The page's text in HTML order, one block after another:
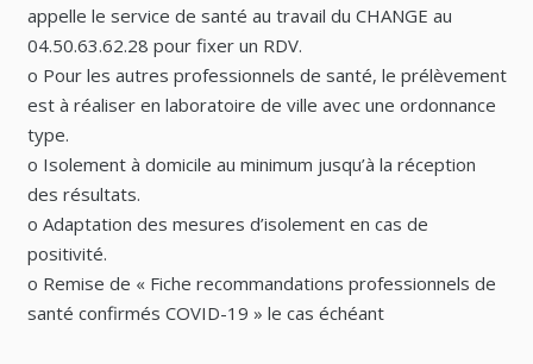
appelle le service de santé au travail du CHANGE au
04.50.63.62.28 pour fixer un RDV.
o Pour les autres professionnels de santé, le prélèvement
est à réaliser en laboratoire de ville avec une ordonnance
type.
o Isolement à domicile au minimum jusqu’à la réception
des résultats.
o Adaptation des mesures d’isolement en cas de
positivité.
o Remise de « Fiche recommandations professionnels de
santé confirmés COVID-19 » le cas échéant